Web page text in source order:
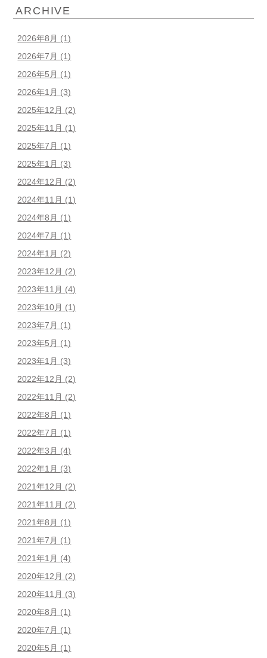
ARCHIVE
2026年8月 (1)
2026年7月 (1)
2026年5月 (1)
2026年1月 (3)
2025年12月 (2)
2025年11月 (1)
2025年7月 (1)
2025年1月 (3)
2024年12月 (2)
2024年11月 (1)
2024年8月 (1)
2024年7月 (1)
2024年1月 (2)
2023年12月 (2)
2023年11月 (4)
2023年10月 (1)
2023年7月 (1)
2023年5月 (1)
2023年1月 (3)
2022年12月 (2)
2022年11月 (2)
2022年8月 (1)
2022年7月 (1)
2022年3月 (4)
2022年1月 (3)
2021年12月 (2)
2021年11月 (2)
2021年8月 (1)
2021年7月 (1)
2021年1月 (4)
2020年12月 (2)
2020年11月 (3)
2020年8月 (1)
2020年7月 (1)
2020年5月 (1)